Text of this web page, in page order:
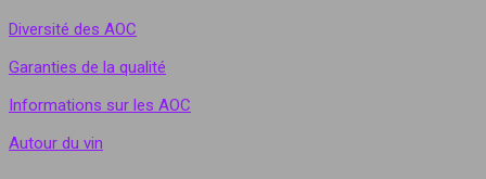
Diversité des AOC
Garanties de la qualité
Informations sur les AOC
Autour du vin